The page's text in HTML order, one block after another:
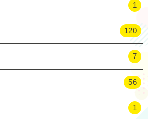
1
120
7
56
1